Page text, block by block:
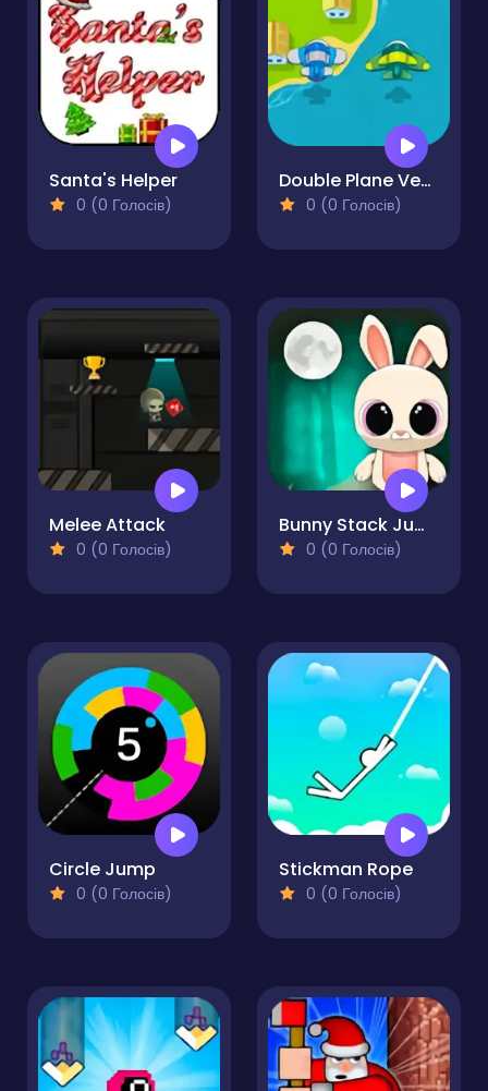
Santa's Helper
0 (0 Голосів)
Double Plane Venture
0 (0 Голосів)
Melee Attack
0 (0 Голосів)
Bunny Stack Jump
0 (0 Голосів)
Circle Jump
0 (0 Голосів)
Stickman Rope
0 (0 Голосів)